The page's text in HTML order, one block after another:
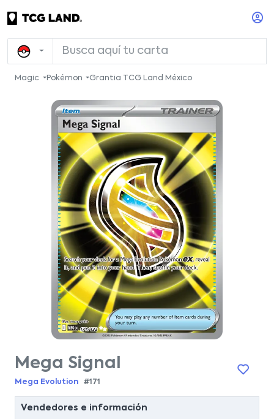
Magic Pokémon Grantia TCG Land México
Mega Signal
Mega Evolution #171
Vendedores e información